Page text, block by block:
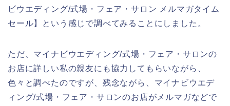
ビウエディング/式場・フェア・サロン メルマガタイム
セール】という感じで調べてみることにしました。
ただ、マイナビウエディング/式場・フェア・サロンの
お店に詳しい私の親友にも協力してもらいながら、
色々と調べたのですが、残念ながら、マイナビウエデ
ィング/式場・フェア・サロンのお店がメルマガなどで